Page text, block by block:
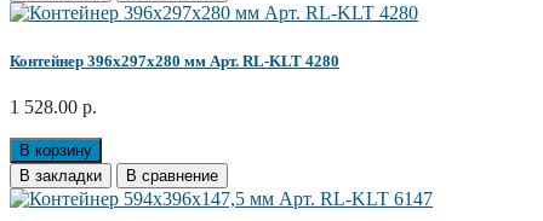
Контейнер 396х297х280 мм Арт. RL-KLT 4280
1 528.00 р.
В корзину
В закладки
В сравнение